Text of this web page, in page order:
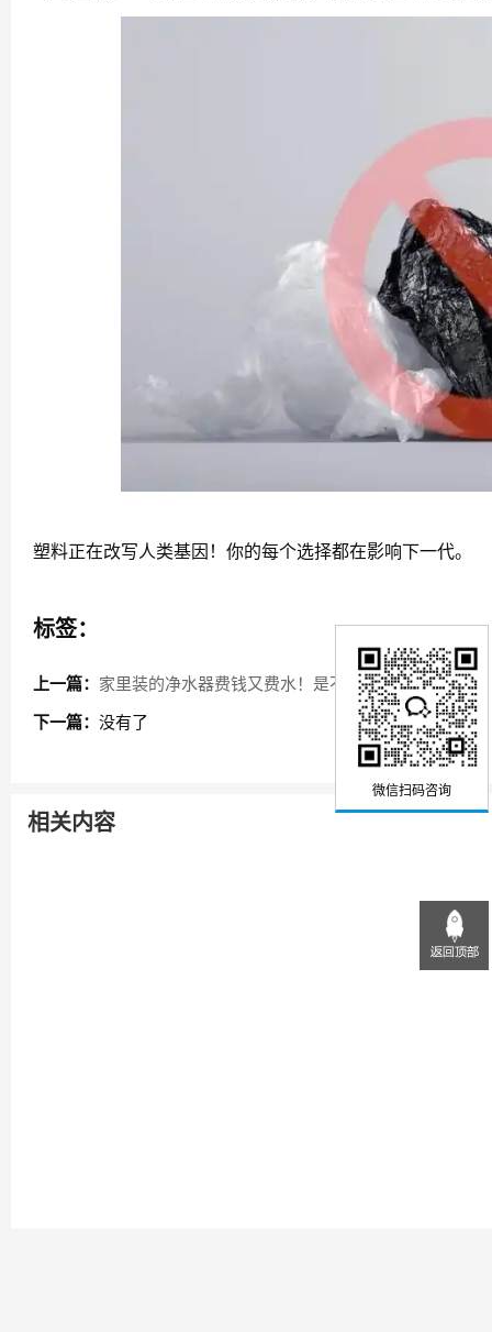
塑料正在改写人类基因！你的每个选择都在影响下一代。
标签：
上一篇： 家里装的净水器费钱又费水！是不是被坑了?
下一篇： 没有了
相关内容
微信扫码咨询